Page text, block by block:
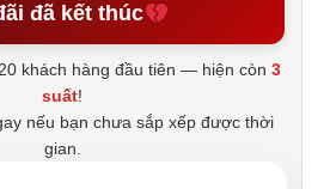
đã kết thúc
khách hàng đầu tiên — hiện còn3
suất!
nếu bạn chưa sắp xếp được thời
gian.